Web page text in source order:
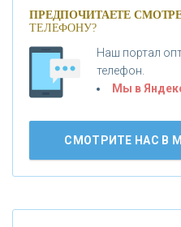
«БАНК
АО «КРЕДИТ ЕВРОПА
Банки.ру обновил
ПРЕДПОЧИТАЕТЕ
ТЕЛЕФОНУ?
Наш портал
телефон.
Мы в
СМОТРИТЕ НАС В